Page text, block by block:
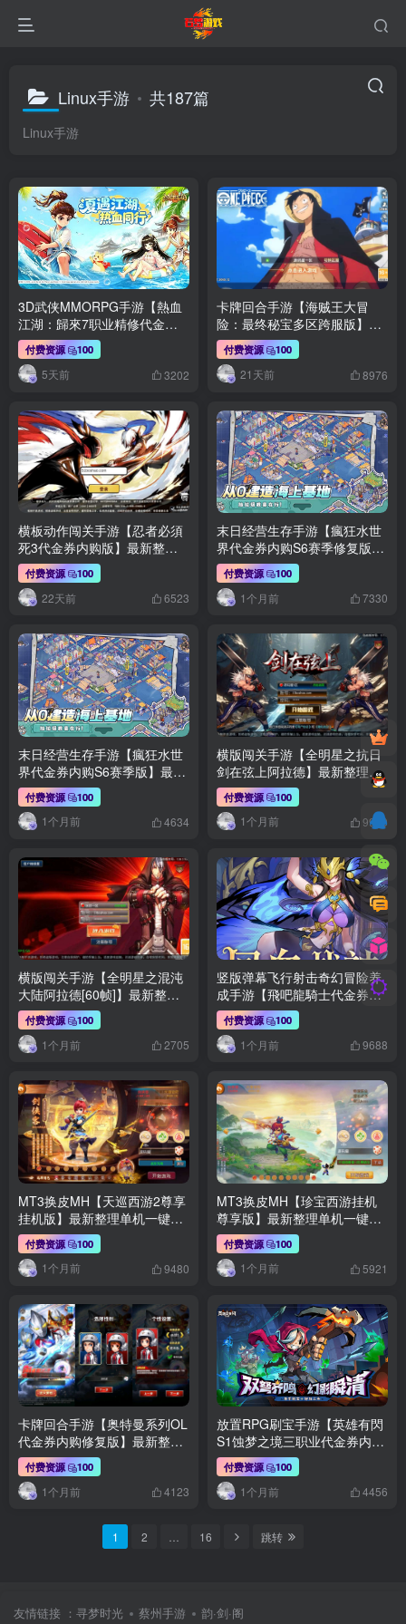
Linux手游 共187篇
Linux手游
3D武侠MMORPG手游【熱血
江湖：歸來7职业精修代金券
内购版】最新整Linux手工服务
端+安卓苹果双端+CDK授权后
台+详细搭建教程
付费资源 100
5天前 3202
卡牌回合手游【海贼王大冒
险：最终秘宝多区跨服版】最
新整理单机一键即玩镜像端
+Linux手工服务端+管理后台
+CDK授权后台+安卓+详细搭
付费资源 100
21天前 8976
横板动作闯关手游【忍者必須
死3代金券内购版】最新整理
单机一键即玩镜像端+Linux手
工服务端+安卓苹果双端+前后
端全套源码+CDK授权后台+详
付费资源 100
22天前 6523
末日经营生存手游【瘋狂水世
界代金券内购S6赛季修复版】
最新整理Linux手工服务端+加
解密工具+新管理后台+CDK授
权后台+H5安卓+详细搭建教程
付费资源 100
1个月前 7330
末日经营生存手游【瘋狂水世
界代金券内购S6赛季版】最新
整理单机一键即玩端+Linux手
工服务端+加解密工具+新管理
后台+CDK授权后台+PC安卓
付费资源 100
1个月前 4634
横版闯关手游【全明星之抗日
剑在弦上阿拉德】最新整理单
机一键即玩镜像端+Linux手工
服务端+配套表+全功能管理后
台+GM授权后台+安卓苹果双
付费资源 100
1个月前 9960
横版闯关手游【全明星之混沌
大陆阿拉德[60帧]】最新整理
单机一键即玩镜像端+Linux手
工服务端+全套前后端源码
+WEB管理后台+GM授权后台
付费资源 100
1个月前 2705
竖版弹幕飞行射击奇幻冒险养
成手游【飛吧龍騎士代金券内
购版】最新整理单机一键即玩
镜像端+Linux手工服务端+安
卓+CDK授权后台+全套前后端
付费资源 100
1个月前 9688
MT3换皮MH【天巡西游2尊享
挂机版】最新整理单机一键即
玩镜像端+Linux手工服务端
+安卓苹果双端+GM后台+全套
源码+详细搭建教程
付费资源 100
1个月前 9480
MT3换皮MH【珍宝西游挂机
尊享版】最新整理单机一键即
玩镜像端+Linux手工服务端
+安卓苹果双端+GM后台+全套
源码+详细搭建教程
付费资源 100
1个月前 5921
卡牌回合手游【奥特曼系列OL
代金券内购修复版】最新整理
单机一键即玩端+Linux手工服
务端+加解密工具+CDK授权后
台+安卓苹果双端+详细搭建教
付费资源 100
1个月前 4123
放置RPG刷宝手游【英雄有閃
S1蚀梦之境三职业代金券内购
修复版】最新整理Linux手工服
务端+本地注册+运维后台+管
理后台+代理后台+CDK授权后
付费资源 100
1个月前 4456
1 2 … 16 跳转
友情链接 ： 寻梦时光 蔡州手游 韵·剑·阁